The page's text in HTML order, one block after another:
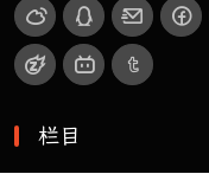
栏目